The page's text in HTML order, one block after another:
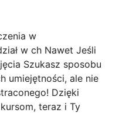
w
w ch Nawet Jeśli
Szukasz sposobu
umiejętności, ale nie
Dzięki
teraz i Ty